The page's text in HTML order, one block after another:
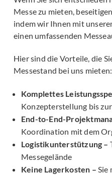
Messe zu mieten,
indem wir Ihnen mit
einen umfassenden
Hier sind die Vorteile, die
Messestand bei uns mieten:
Komplettes
Konzepterstellung bis
End-to-End-
Koordination mit dem
Logistikunterstützung –
Messegelände
Keine Lagerkosten – Sie